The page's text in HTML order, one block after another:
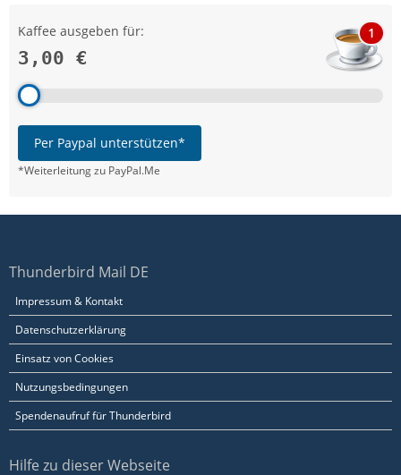
Kaffee ausgeben für:
3,00 €
1
Per Paypal unterstützen*
*Weiterleitung zu PayPal.Me
Thunderbird Mail DE
Impressum & Kontakt
Datenschutzerklärung
Einsatz von Cookies
Nutzungsbedingungen
Spendenaufruf für Thunderbird
Hilfe zu dieser Webseite